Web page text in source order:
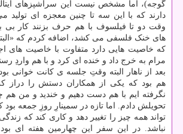
گوجه)، اما مشخص نیست این سرآشپزهای
دارند که با این سه تا چنین معجزه ای تولید
وقت دو تا فیلسوف با هم حرف بزنند کار بی
های خنک فلسفی می کشد، اضافه کردم که
که خاصیت هایی دارد متفاوت با خاصیت های
مرام به خرج داد و خنده ای کرد و با هم واردِ
بعد از ناهار البته وقتِ جلسه ی کانت خوانی
هم بود که یکی از همکاران دستش را دراز
نگرفته ایم با هم دست دهیم و خندید و من هم
تحویلش دادم. اما تازه در سمینارِ روزِ جمعه بود
تواند همه چیز را تغییر دهد و کاری کند که
نباشد. در این سفر این چهارمین هفته ای